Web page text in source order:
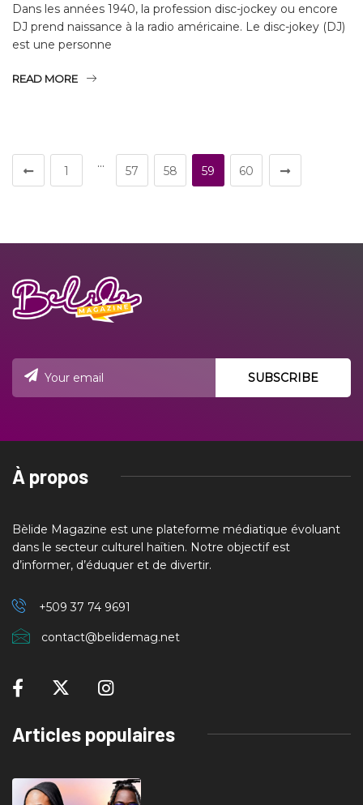
Dans les années 1940, la profession disc-jockey ou encore
DJ prend naissance à la radio américaine. Le disc-jokey (DJ)
est une personne
READ MORE
1
…
57 58 59 60
À propos
Bèlide Magazine est une plateforme médiatique évoluant
dans le secteur culturel haïtien. Notre objectif est
d’informer, d’éduquer et de divertir.
+509 37 74 9691
contact@belidemag.net
Articles populaires